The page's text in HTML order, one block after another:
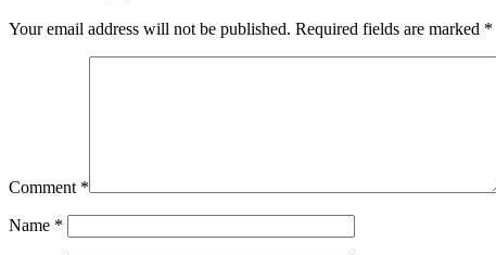
Your email address will not be published. Required fields are marked *
Comment *
Name *